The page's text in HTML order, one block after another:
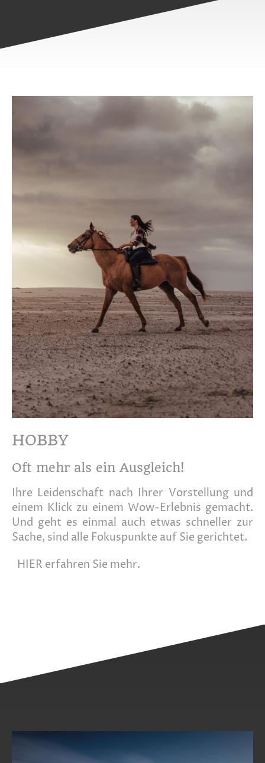
HOBBY
Oft mehr als ein Ausgleich!
Ihre Leidenschaft nach Ihrer Vorstellung und
einem Klick zu einem Wow-Erlebnis gemacht.
Und geht es einmal auch etwas schneller zur
Sache, sind alle Fokuspunkte auf Sie gerichtet.
HIER erfahren Sie mehr.